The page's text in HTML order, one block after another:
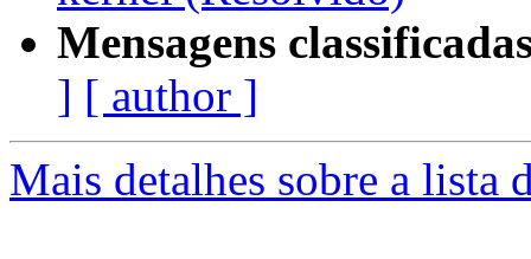
Mensagens
] [ author ]
Mais detalhes sobre a lista